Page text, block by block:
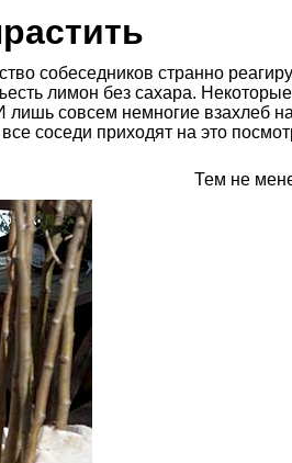
собеседников странно
лимон без сахара.
совсем немногие взахлеб
соседи приходят на это
Тем не